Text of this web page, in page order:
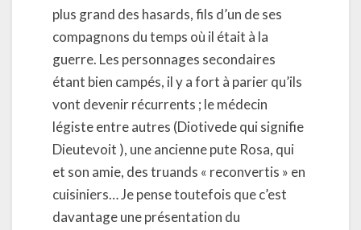
plus grand des hasards, fils d’un de ses
compagnons du temps où il était à la
guerre. Les personnages secondaires
étant bien campés, il y a fort à parier qu’ils
vont devenir récurrents ; le médecin
légiste entre autres (Diotivede qui signifie
Dieutevoit ), une ancienne pute Rosa, qui
et son amie, des truands « reconvertis » en
cuisiniers… Je pense toutefois que c’est
davantage une présentation du